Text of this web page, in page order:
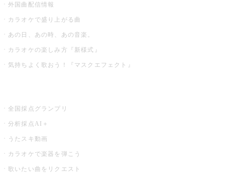
外国曲配信情報
カラオケで盛り上がる曲
あの日、あの時、あの音楽。
カラオケの楽しみ方『新様式』
気持ちよく歌おう！『マスクエフェクト』
全国採点グランプリ
分析採点AI＋
うたスキ動画
カラオケで楽器を弾こう
歌いたい曲をリクエスト